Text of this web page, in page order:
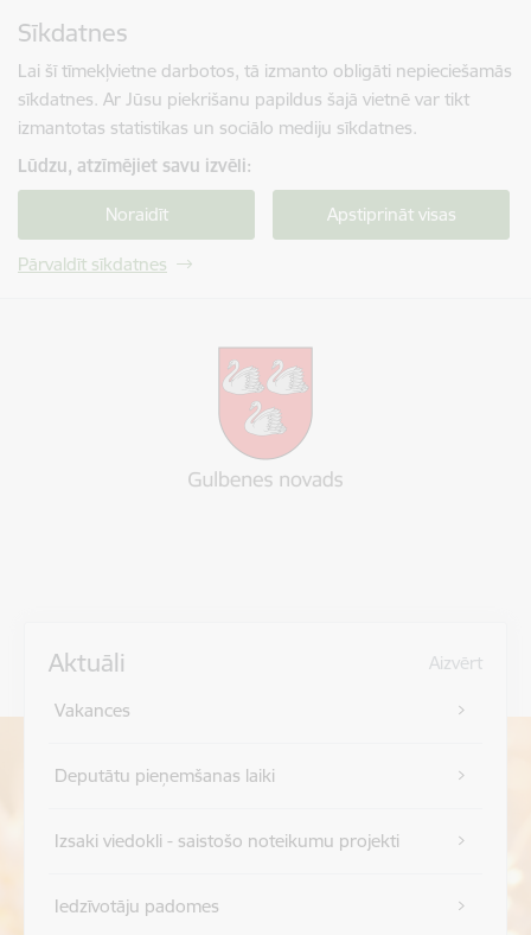
Sīkdatnes
Lai šī tīmekļvietne darbotos, tā izmanto obligāti nepieciešamās
sīkdatnes. Ar Jūsu piekrišanu papildus šajā vietnē var tikt
izmantotas statistikas un sociālo mediju sīkdatnes.
Lūdzu, atzīmējiet savu izvēli:
Noraidīt Apstiprināt visas
Pārvaldīt sīkdatnes
Aktuāli Aizvērt
Vakances
Deputātu pieņemšanas laiki
Izsaki viedokli - saistošo noteikumu projekti
Iedzīvotāju padomes